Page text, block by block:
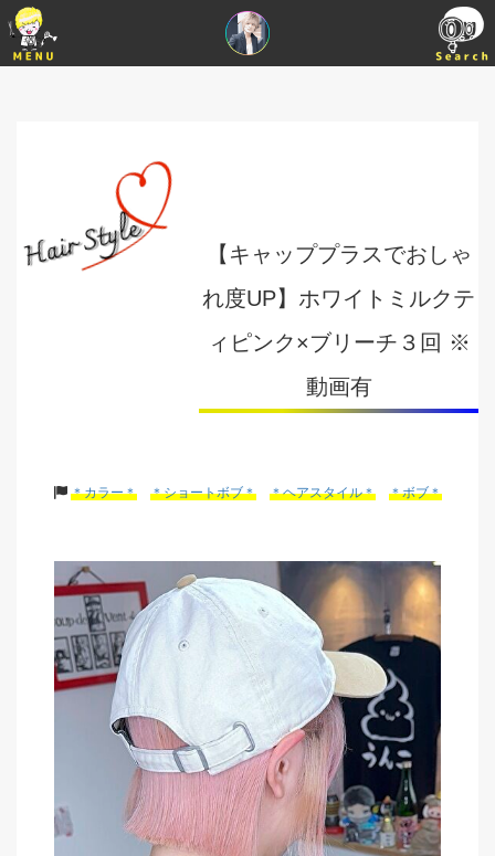
【キャッププラスでおしゃ
れ度UP】ホワイトミルクテ
ィピンク×ブリーチ３回 ※
動画有
＊カラー＊ ＊ショートボブ＊ ＊ヘアスタイル＊ ＊ボブ＊